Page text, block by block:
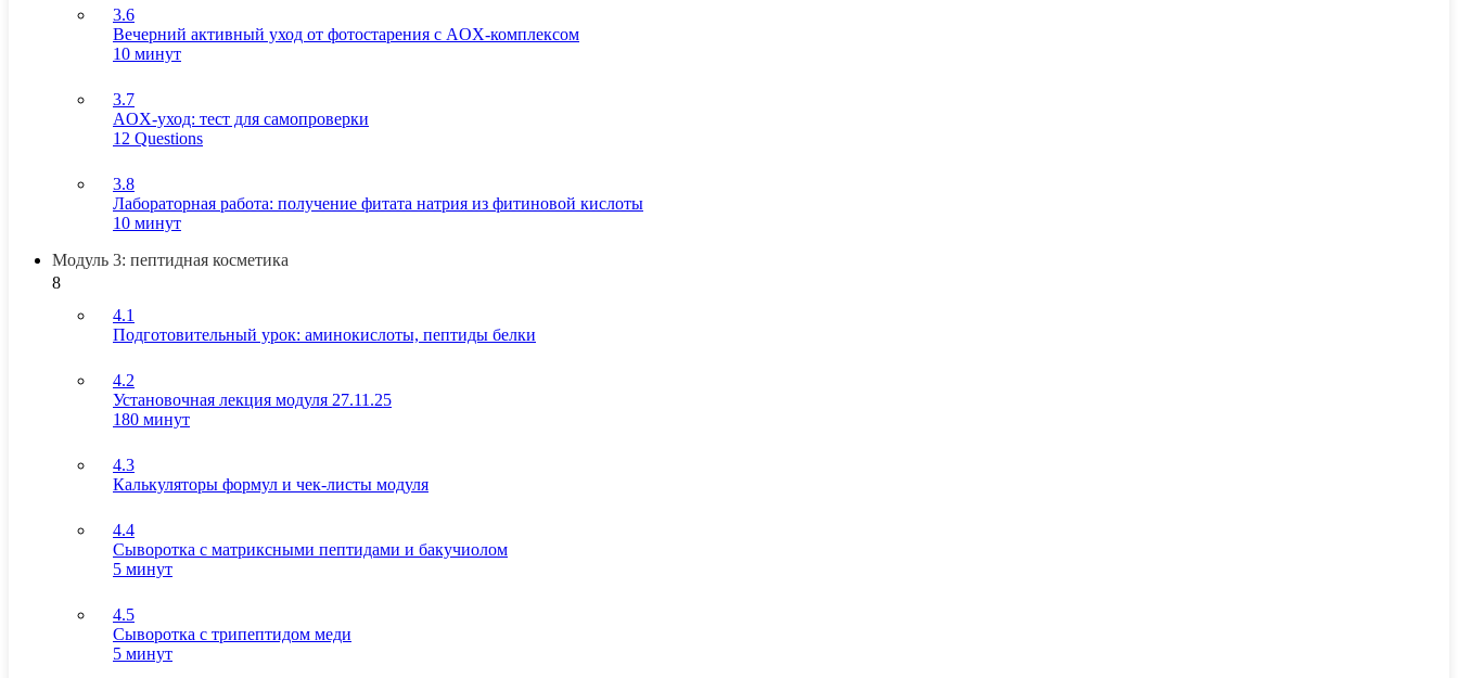
3.6
Вечерний активный уход от фотостарения с AOX-комплексом
10 минут
3.7
AOX-уход: тест для самопроверки
12 Questions
3.8
Лабораторная работа: получение фитата натрия из фитиновой кислоты
10 минут
Модуль 3: пептидная косметика
8
4.1
Подготовительный урок: аминокислоты, пептиды белки
4.2
Установочная лекция модуля 27.11.25
180 минут
4.3
Калькуляторы формул и чек-листы модуля
4.4
Сыворотка с матриксными пептидами и бакучиолом
5 минут
4.5
Сыворотка с трипептидом меди
5 минут